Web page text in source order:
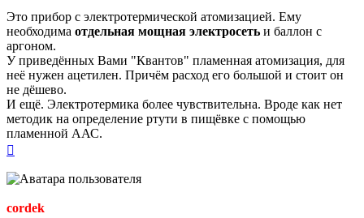
Это прибор с электротермической атомизацией. Ему
необходима отдельная мощная электросеть и баллон с
аргоном.
У приведённых Вами "Квантов" пламенная атомизация, для
неё нужен ацетилен. Причём расход его большой и стоит он
не дёшево.
И ещё. Электротермика более чувствительна. Вроде как нет
методик на определение ртути в пищёвке с помощью
пламенной ААС.
началу
cordek